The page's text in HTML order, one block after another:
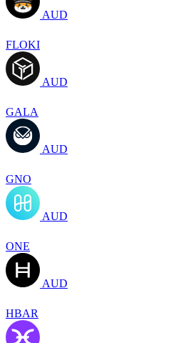
AUD
FLOKI
AUD
GALA
AUD
GNO
AUD
ONE
AUD
HBAR